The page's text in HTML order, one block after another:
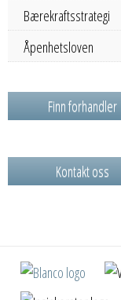
Bærekraftsstrategi
Åpenhetsloven
Finn forhandler
Kontakt oss